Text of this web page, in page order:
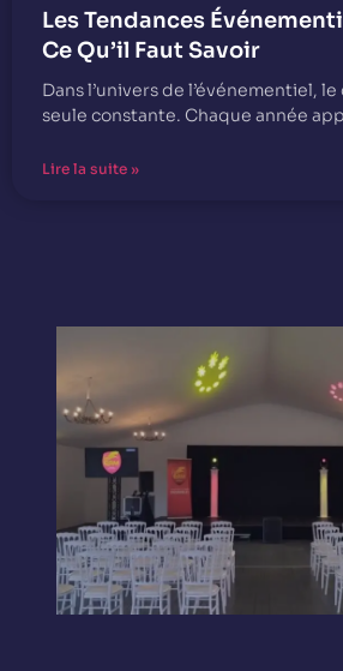
Les Tendances
Ce Qu’il Faut Savoir
Dans l’univers de l’événementiel,
seule constante. Chaque année
Lire la suite »